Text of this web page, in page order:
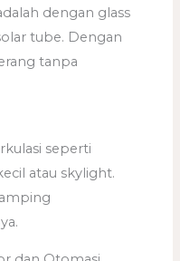
dengan glass
tube. Dengan
tanpa
seperti
atau skylight.